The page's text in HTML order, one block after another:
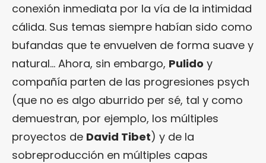
conexión inmediata por la vía de la intimidad
cálida. Sus temas siempre habían sido como
bufandas que te envuelven de forma suave y
natural… Ahora, sin embargo, Pulido y
compañía parten de las progresiones psych
(que no es algo aburrido per sé, tal y como
demuestran, por ejemplo, los múltiples
proyectos de David Tibet) y de la
sobreproducción en múltiples capas